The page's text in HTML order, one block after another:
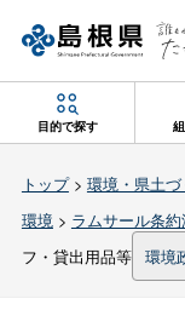
目的で探す
トップ> 環境・県土づ
環境> ラムサール条約
フ・貸出用品等 環境